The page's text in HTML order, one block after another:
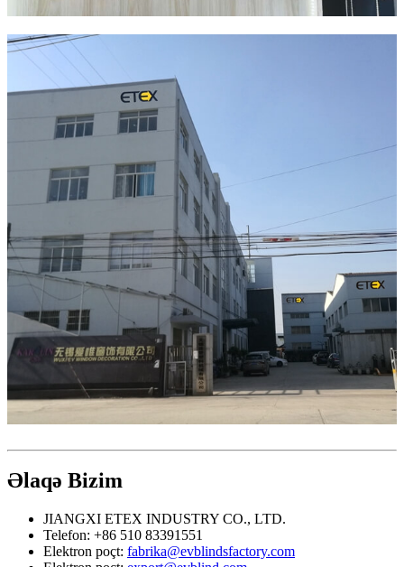
Əlaqə Bizim
JIANGXI ETEX INDUSTRY CO., LTD.
Telefon: +86 510 83391551
Elektron poçt: fabrika@evblindsfactory.com